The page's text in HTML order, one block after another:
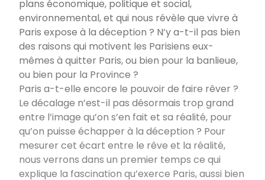
plans économique, politique et social,
environnemental, et qui nous révèle que vivre à
Paris expose à la déception ? N’y a-t-il pas bien
des raisons qui motivent les Parisiens eux-
mêmes à quitter Paris, ou bien pour la banlieue,
ou bien pour la Province ?
Paris a-t-elle encore le pouvoir de faire rêver ?
Le décalage n’est-il pas désormais trop grand
entre l’image qu’on s’en fait et sa réalité, pour
qu’on puisse échapper à la déception ? Pour
mesurer cet écart entre le rêve et la réalité,
nous verrons dans un premier temps ce qui
explique la fascination qu’exerce Paris, aussi bien